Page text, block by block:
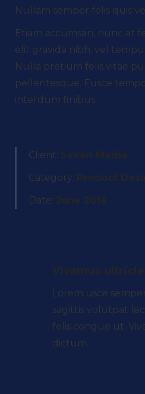
Nullam semper felis quis
Etiam accumsan, nunc at
elit gravida nibh, vel
Nulla pretium felis vitae
pellentesque. Fusce
interdum finibus.
Client: Seven Media
Category: Product
Date: June 2016
Vivamus
Lorem usce
sagittis volutpat
felis congue ut.
dictum.